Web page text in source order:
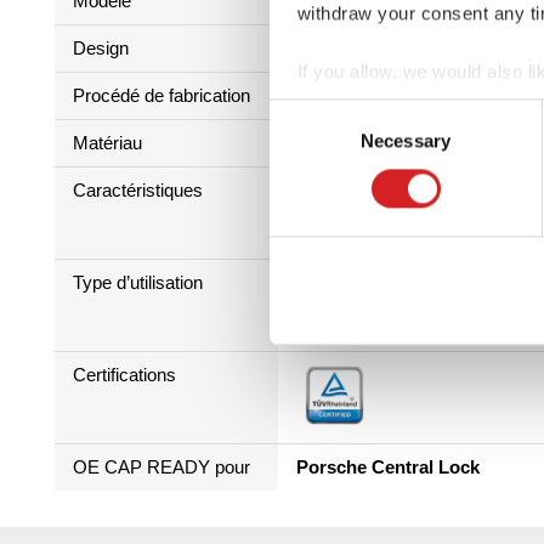
withdraw your consent any
If you allow, we would also
Collect information
Identify your device by
Find out more about how
information about your use
other information that
Necessary
Design
Procédé de fabrication Forged
Matériau
Caractéristiques
Type d’utilisation
Certifications
OE CAP READY pour Porsche Central Lock